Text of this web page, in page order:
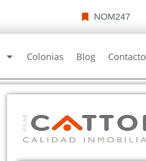
NOM247
Colonias Blog Contacto